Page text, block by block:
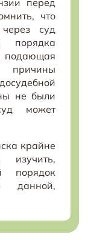
перед
что
суд
порядка
подающая
не были
может
крайне
изучить,
порядок
данной,